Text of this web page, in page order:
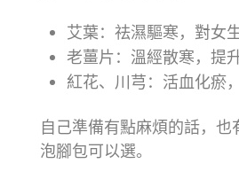
艾葉：祛濕驅寒，對女
老薑片：溫經散寒，提
紅花、川芎：活血化瘀
自己準備有點麻煩的話，也
泡腳包可以選。